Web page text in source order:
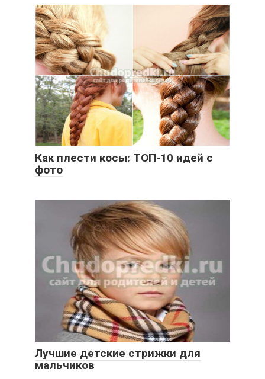
Как плести косы: ТОП-10 идей с
фото
Лучшие детские стрижки для
мальчиков